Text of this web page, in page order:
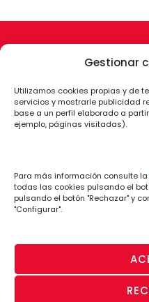
Gestionar
Utilizamos cookies propias y de
servicios y mostrarle publicidad
base a un perfil elaborado a
ejemplo, páginas visitadas).
Para más información consulte la
todas las cookies pulsando el
pulsando el botón "Rechazar" y
"Configurar".